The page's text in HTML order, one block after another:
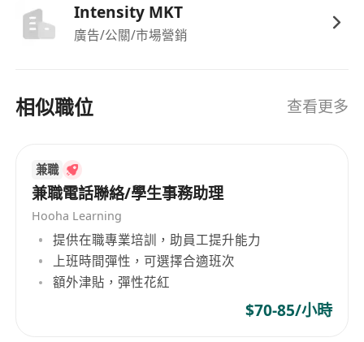
Intensity MKT
廣告/公關/市場營銷
相似職位 查看更多
兼職
兼職電話聯絡/學生事務助理
Hooha Learning
提供在職專業培訓，助員工提升能力
上班時間彈性，可選擇合適班次
額外津貼，彈性花紅
$70-85/小時